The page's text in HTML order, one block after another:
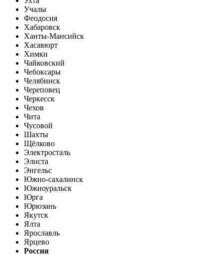
Учалы
Феодосия
Хабаровск
Ханты-Мансийск
Хасавюрт
Химки
Чайковский
Чебоксары
Челябинск
Череповец
Черкесск
Чехов
Чита
Чусовой
Шахты
Щёлково
Электросталь
Элиста
Энгельс
Южно-сахалинск
Южноуральск
Юрга
Юрюзань
Якутск
Ялта
Ярославль
Ярцево
Россия